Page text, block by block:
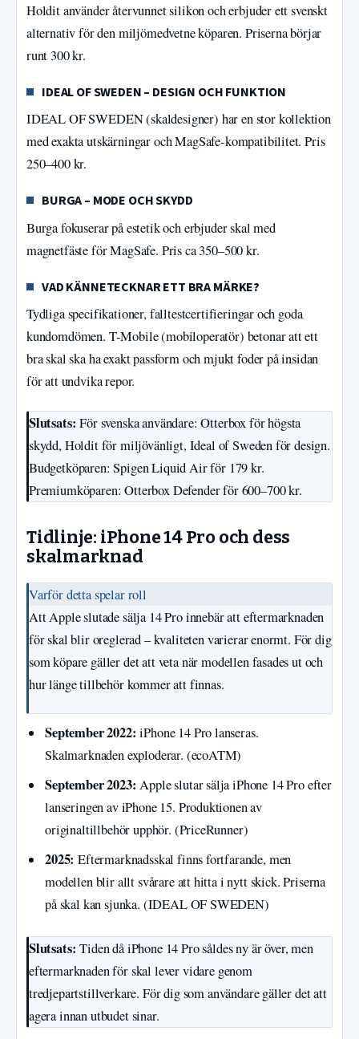
Holdit använder återvunnet silikon och erbjuder ett svenskt
alternativ för den miljömedvetne köparen. Priserna börjar
runt 300 kr.
IDEAL OF SWEDEN – DESIGN OCH FUNKTION
IDEAL OF SWEDEN (skaldesigner) har en stor kollektion
med exakta utskärningar och MagSafe-kompatibilitet. Pris
250–400 kr.
BURGA – MODE OCH SKYDD
Burga fokuserar på estetik och erbjuder skal med
magnetfäste för MagSafe. Pris ca 350–500 kr.
VAD KÄNNETECKNAR ETT BRA MÄRKE?
Tydliga specifikationer, falltestcertifieringar och goda
kundomdömen. T-Mobile (mobiloperatör) betonar att ett
bra skal ska ha exakt passform och mjukt foder på insidan
för att undvika repor.
Slutsats: För svenska användare: Otterbox för högsta
skydd, Holdit för miljövänligt, Ideal of Sweden för design.
Budgetköparen: Spigen Liquid Air för 179 kr.
Premiumköparen: Otterbox Defender för 600–700 kr.
Tidlinje: iPhone 14 Pro och dess
skalmarknad
Varför detta spelar roll
Att Apple slutade sälja 14 Pro innebär att eftermarknaden
för skal blir oreglerad – kvaliteten varierar enormt. För dig
som köpare gäller det att veta när modellen fasades ut och
hur länge tillbehör kommer att finnas.
September 2022: iPhone 14 Pro lanseras.
Skalmarknaden exploderar. (ecoATM)
September 2023: Apple slutar sälja iPhone 14 Pro efter
lanseringen av iPhone 15. Produktionen av
originaltillbehör upphör. (PriceRunner)
2025: Eftermarknadsskal finns fortfarande, men
modellen blir allt svårare att hitta i nytt skick. Priserna
på skal kan sjunka. (IDEAL OF SWEDEN)
Slutsats: Tiden då iPhone 14 Pro såldes ny är över, men
eftermarknaden för skal lever vidare genom
tredjepartstillverkare. För dig som användare gäller det att
agera innan utbudet sinar.